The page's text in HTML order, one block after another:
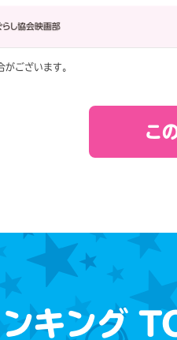
ございます。
こ
ンキング